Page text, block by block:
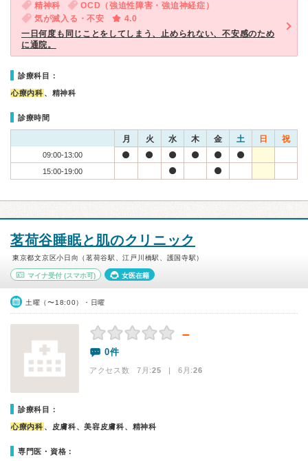
精神科
OCD（強迫性障害・強迫神経症）
気が滅入る・不安
4.0
一日何度も同じことをしてしまう、止められない、不安感のため
に通院。
診療科目：
心療内科 、精神科
診療時間
月 火 水 木 金 土 日 祝
09:00-13:00
15:00-19:00
茗荷谷睡眠と肌のクリニック
東京都文京区小日向（茗荷谷駅、江戸川橋駅、護国寺駅）
マイナ受付 (スマホ可) 女医在籍
土曜（〜18:00）・日曜
－
0件
アクセス数 7月:25 | 6月:26
診療科目：
心療内科 、皮膚科、美容皮膚科、精神科
専門医・資格：